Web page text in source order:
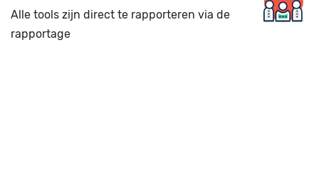
Alle tools zijn direct te rapporteren via de
rapportage